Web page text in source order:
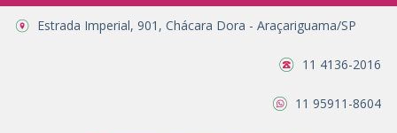
Estrada Imperial, 901, Chácara Dora - Araçariguama/SP
11 4136-2016
11 95911-8604